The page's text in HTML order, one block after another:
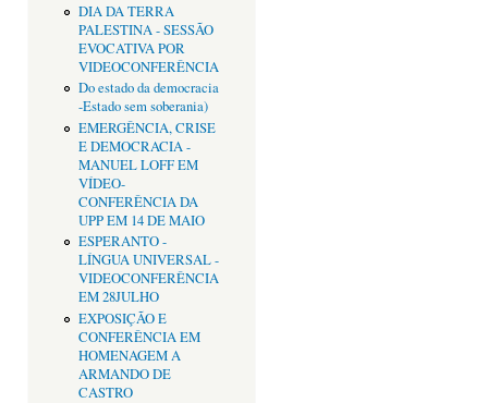
DIA DA TERRA
PALESTINA - SESSÃO
EVOCATIVA POR
VIDEOCONFERÊNCIA
Do estado da democracia
-Estado sem soberania)
EMERGÊNCIA, CRISE
E DEMOCRACIA -
MANUEL LOFF EM
VÍDEO-
CONFERÊNCIA DA
UPP EM 14 DE MAIO
ESPERANTO -
LÍNGUA UNIVERSAL -
VIDEOCONFERÊNCIA
EM 28JULHO
EXPOSIÇÃO E
CONFERÊNCIA EM
HOMENAGEM A
ARMANDO DE
CASTRO